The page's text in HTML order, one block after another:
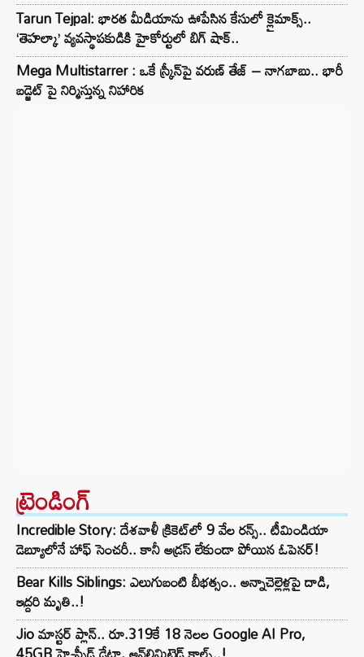
Tarun Tejpal: భారత మీడియాను ఊపేసిన కేసులో క్లైమాక్స్..
‘తెహల్కా’ వ్యవస్థాపకుడికి హైకోర్టులో బిగ్ షాక్..
Mega Multistarrer : ఒకే స్క్రీన్‌పై వరుణ్ తేజ్ – నాగబాబు.. భారీ
బడ్జెట్ పై నిర్మిస్తున్న నిహారిక
ట్రెండింగ్‌
Incredible Story: దేశవాళీ క్రికెట్‌లో 9 వేల రన్స్.. టీమిండియా
డెబ్యూలోనే హాఫ్ సెంచరీ.. కానీ అడ్రస్ లేకుండా పోయిన ఓపెనర్!
Bear Kills Siblings: ఎలుగుబంటి బీభత్సం.. అన్నాచెల్లెళ్లపై దాడి,
ఇద్దరి మృతి..!
Jio మాస్టర్ ప్లాన్.. రూ.319కే 18 నెలల Google AI Pro,